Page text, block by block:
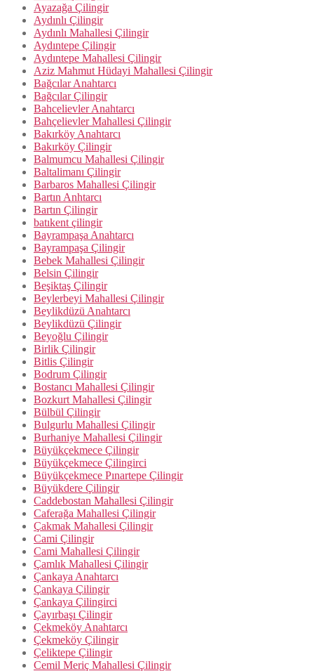
Ayazağa Çilingir
Aydınlı Çilingir
Aydınlı Mahallesi Çilingir
Aydıntepe Çilingir
Aydıntepe Mahallesi Çilingir
Aziz Mahmut Hüdayi Mahallesi Çilingir
Bağcılar Anahtarcı
Bağcılar Çilingir
Bahcelievler Anahtarcı
Bahçelievler Mahallesi Çilingir
Bakırköy Anahtarcı
Bakırköy Çilingir
Balmumcu Mahallesi Çilingir
Baltalimanı Çilingir
Barbaros Mahallesi Çilingir
Bartın Anhtarcı
Bartın Çilingir
batıkent çilingir
Bayrampaşa Anahtarcı
Bayrampaşa Çilingir
Bebek Mahallesi Çilingir
Belsin Çilingir
Beşiktaş Çilingir
Beylerbeyi Mahallesi Çilingir
Beylikdüzü Anahtarcı
Beylikdüzü Çilingir
Beyoğlu Çilingir
Birlik Çilingir
Bitlis Çilingir
Bodrum Çilingir
Bostancı Mahallesi Çilingir
Bozkurt Mahallesi Çilingir
Bülbül Çilingir
Bulgurlu Mahallesi Çilingir
Burhaniye Mahallesi Çilingir
Büyükçekmece Çilingir
Büyükçekmece Çilingirci
Büyükçekmece Pınartepe Çilingir
Büyükdere Çilingir
Caddebostan Mahallesi Çilingir
Caferağa Mahallesi Çilingir
Çakmak Mahallesi Çilingir
Cami Çilingir
Cami Mahallesi Çilingir
Çamlık Mahallesi Çilingir
Çankaya Anahtarcı
Çankaya Çilingir
Çankaya Çilingirci
Çayırbaşı Çilingir
Çekmeköy Anahtarcı
Çekmeköy Çilingir
Çeliktepe Çilingir
Cemil Meriç Mahallesi Çilingir